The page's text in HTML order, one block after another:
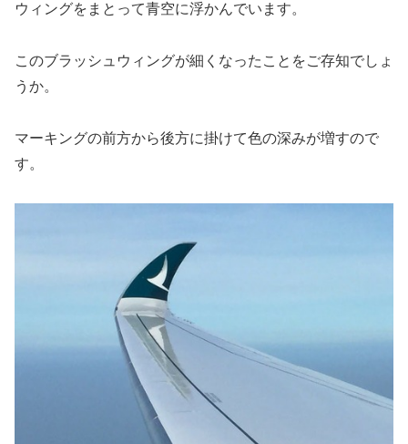
ウィングをまとって青空に浮かんでいます。
このブラッシュウィングが細くなったことをご存知でしょ
うか。
マーキングの前方から後方に掛けて色の深みが増すので
す。